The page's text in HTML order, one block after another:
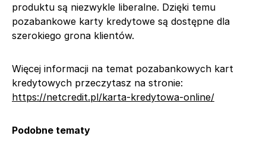
produktu są niezwykle liberalne. Dzięki temu
pozabankowe karty kredytowe są dostępne dla
szerokiego grona klientów.
Więcej informacji na temat pozabankowych kart
kredytowych przeczytasz na stronie:
https://netcredit.pl/karta-kredytowa-online/
Podobne tematy